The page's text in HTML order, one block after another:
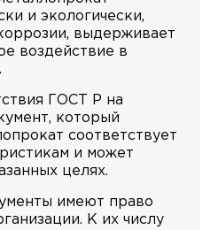
и экологически,
выдерживает
воздействие в
ГОСТ Р на
который
соответствует
и может
целях.
имеют право
К их числу